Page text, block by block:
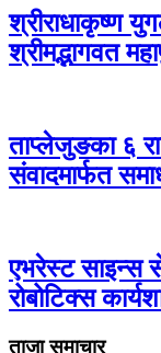
श्रीराधाकृष्ण
श्रीमद्भागवत
ताप्लेजुङका ६
संवादमार्फत
एभरेस्ट साइन्स
रोबोटिक्स
ताजा समाचार